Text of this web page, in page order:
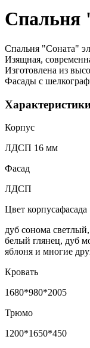
Спальня
Спальня "Соната"
Изящная,
Изготовлена из
Фасады с
Корпус
ЛДСП 16 мм
Фасад
ЛДСП
Цвет корпусафасада
дуб сонома
белый глянец, дуб
яблоня и многие
Кровать
1680*980*2005
Трюмо
1200*1650*450